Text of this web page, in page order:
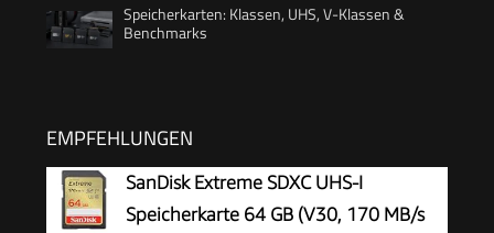
Speicherkarten: Klassen, UHS, V-Klassen &
Benchmarks
EMPFEHLUNGEN
SanDisk Extreme SDXC UHS-I
Speicherkarte 64 GB (V30, 170 MB/s